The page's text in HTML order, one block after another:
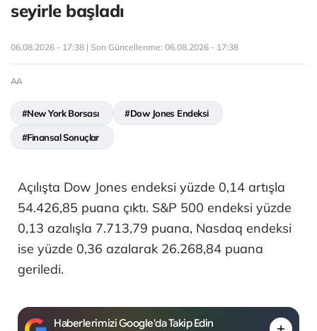
seyirle başladı
06.08.2026 - 17:38 | Son Güncellenme: 06.08.2026 - 17:38
AA
#New York Borsası #Dow Jones Endeksi
#Finansal Sonuçlar
Açılışta Dow Jones endeksi yüzde 0,14 artışla
54.426,85 puana çıktı. S&P 500 endeksi yüzde
0,13 azalışla 7.713,79 puana, Nasdaq endeksi
ise yüzde 0,36 azalarak 26.268,84 puana
geriledi.
Haberlerimizi Google'da Takip Edin